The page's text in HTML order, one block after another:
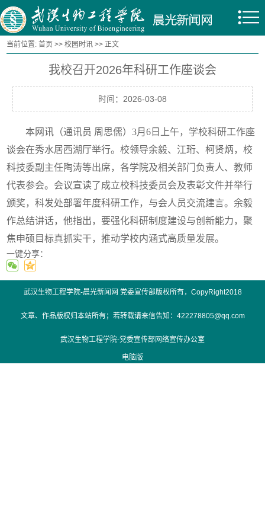
当前位置:首页 >>校园时讯 >> 正文
我校召开2026年科研工作座谈会
时间：2026-03-08
本网讯（通讯员 周思儒）3月6日上午，学校科研工作座
谈会在秀水居西湖厅举行。校领导余毅、江珩、柯贤炳，校
科技委副主任陶涛等出席，各学院及相关部门负责人、教师
代表参会。会议宣读了成立校科技委员会及表彰文件并举行
颁奖，科发处部署年度科研工作，与会人员交流建言。余毅
作总结讲话，他指出，要强化科研制度建设与创新能力，聚
焦申硕目标真抓实干，推动学校内涵式高质量发展。
一键分享：
武汉生物工程学院-晨光新闻网 党委宣传部版权所有，CopyRight2018
文章、作品版权归本站所有；若转载请来信告知：422278805@qq.com
武汉生物工程学院-党委宣传部网络宣传办公室
电脑版